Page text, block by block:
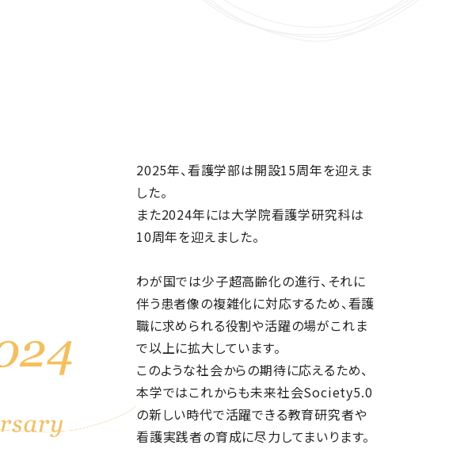
2025年、看護学部は開設15周年を迎えま
した。
また2024年には大学院看護学研究科は
10周年を迎えました。
わが国では少子超高齢化の進行、それに
伴う患者像の複雑化に対応するため、看護
職に求められる役割や活躍の場がこれま
で以上に拡大しています。
このような社会からの期待に応えるため、
本学ではこれからも未来社会Society5.0
の新しい時代で活躍できる教育研究者や
看護実践者の育成に尽力してまいります。